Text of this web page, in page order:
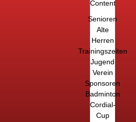
Content
Senioren
Alte
Herren
Trainingszeiten
Jugend
Verein
Sponsoren
Badminton
Cordial-
Cup